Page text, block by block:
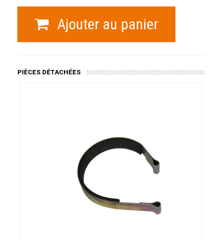
Ajouter au panier
PIÈCES DÉTACHÉES